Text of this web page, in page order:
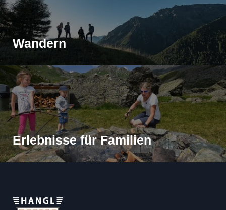
Wandern
Erlebnisse für Familien